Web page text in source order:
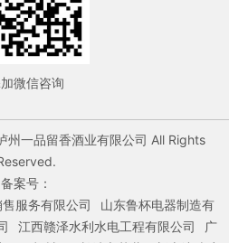
微信咨询
一品留香酒业有限公司 All Rights
备案号：
售服务有限公司
山东鲁杯电器制造有
江西赣泽水利水电工程有限公司
广